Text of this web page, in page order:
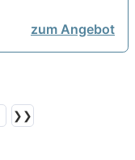
zum Angebot
❯❯